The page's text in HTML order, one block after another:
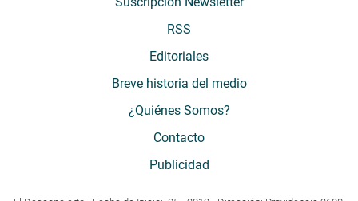
RSS
Editoriales
Breve historia del medio
¿Quiénes Somos?
Contacto
Publicidad